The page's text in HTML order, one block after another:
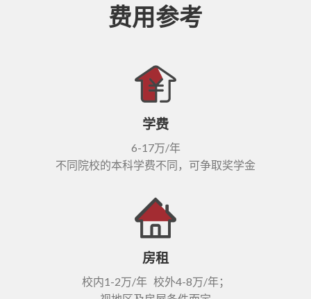
费用参考
学费
6-17万/年
不同院校的本科学费不同，可争取奖学金
房租
校内1-2万/年 校外4-8万/年；